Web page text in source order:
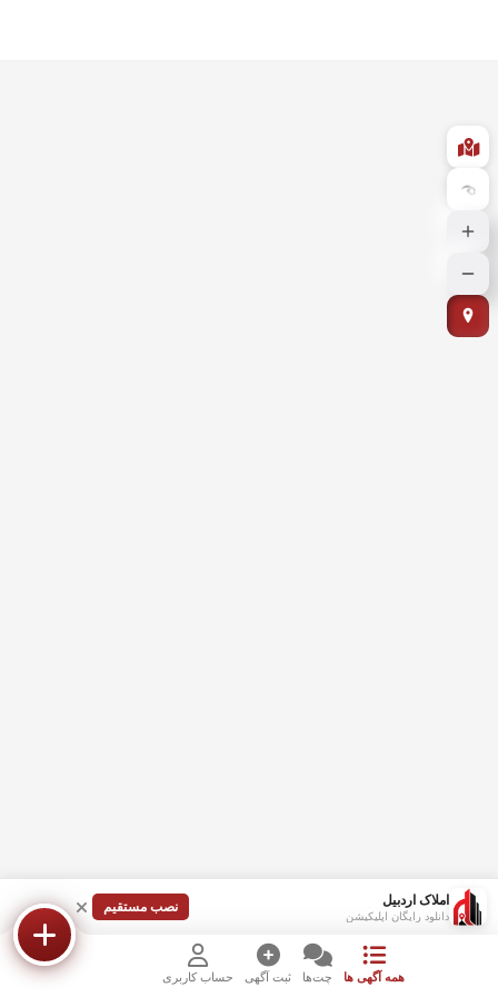
املاک اردبیل
دانلود رایگان اپلیکیشن
نصب مستقیم
همه آگهی ها چت‌ها ثبت آگهی حساب کاربری